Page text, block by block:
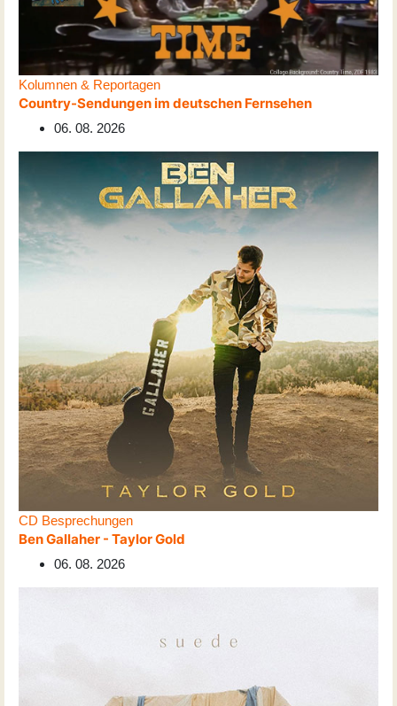
Kolumnen & Reportagen
Country-Sendungen im deutschen Fernsehen
06. 08. 2026
CD Besprechungen
Ben Gallaher - Taylor Gold
06. 08. 2026